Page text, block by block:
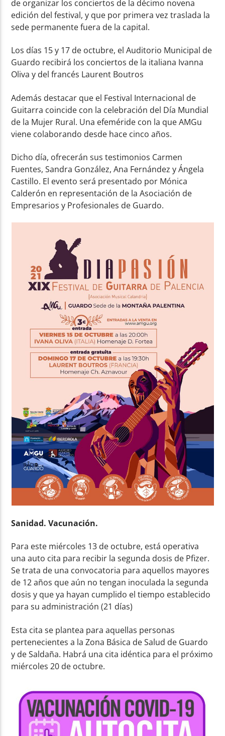
de organizar los conciertos de la décimo novena
edición del festival, y que por primera vez traslada la
sede permanente fuera de la capital.
Los días 15 y 17 de octubre, el Auditorio Municipal de
Guardo recibirá los conciertos de la italiana Ivanna
Oliva y del francés Laurent Boutros
Además destacar que el Festival Internacional de
Guitarra coincide con la celebración del Día Mundial
de la Mujer Rural. Una efeméride con la que AMGu
viene colaborando desde hace cinco años.
Dicho día, ofrecerán sus testimonios Carmen
Fuentes, Sandra González, Ana Fernández y Ángela
Castillo. El evento será presentado por Mónica
Calderón en representación de la Asociación de
Empresarios y Profesionales de Guardo.
Sanidad. Vacunación.
Para este miércoles 13 de octubre, está operativa
una auto cita para recibir la segunda dosis de Pfizer.
Se trata de una convocatoria para aquellos mayores
de 12 años que aún no tengan inoculada la segunda
dosis y que ya hayan cumplido el tiempo establecido
para su administración (21 días)
Esta cita se plantea para aquellas personas
pertenecientes a la Zona Básica de Salud de Guardo
y de Saldaña. Habrá una cita idéntica para el próximo
miércoles 20 de octubre.